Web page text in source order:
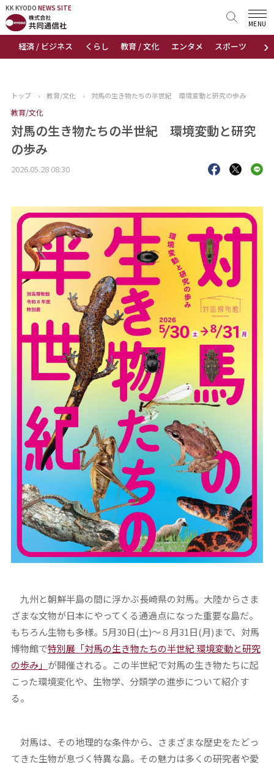
KK KYODO NEWS SITE
›
経済 / ビジネス くらし 教育 / 文化 エンタメ スポーツ 地域
MENU
KK KYODONEWS SITE
トップページ
ニュース
おすすめコンテンツ
出版物
会社概要
トップ › 教育/文化 › 対馬の生き物たちの半世紀 環境変動と研究の歩み
教育/文化
対馬の生き物たちの半世紀 環境変動と研究
の歩み
2026.05.28 08:30
九州と朝鮮半島の間に浮かぶ長崎県の対馬。大陸からさま
ざまな文物が日本にやってくる通過点になった重要な島だ。
もちろん生物も多様。5月30日(土)～８月31日(月)まで、対馬
博物館で特別展「対馬の生き物たちの半世紀 環境変動と研究
の歩み」 が開催される。この半世紀で対馬の生き物たちに起
こった環境変化や、生物学、分類学の進歩について紹介す
る。
対馬は、その地理的な条件から、さまざまな歴史をたどっ
てきた生物が息づく特異な島。その魅力は多くの研究者や愛